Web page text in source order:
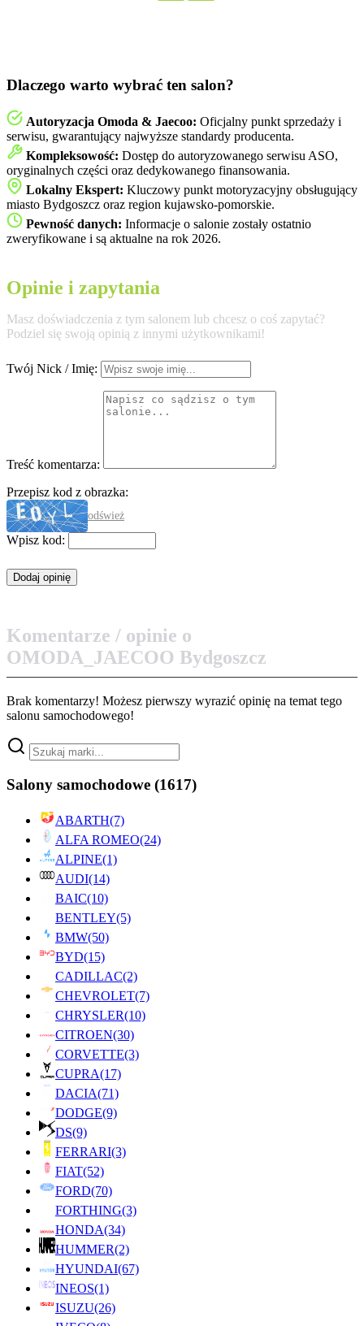
Dlaczego warto wybrać ten salon?
Autoryzacja Omoda & Jaecoo: Oficjalny punkt sprzedaży i
serwisu, gwarantujący najwyższe standardy producenta.
Kompleksowość: Dostęp do autoryzowanego serwisu ASO,
oryginalnych części oraz dedykowanego finansowania.
Lokalny Ekspert: Kluczowy punkt motoryzacyjny obsługujący
miasto Bydgoszcz oraz region kujawsko-pomorskie.
Pewność danych: Informacje o salonie zostały ostatnio
zweryfikowane i są aktualne na rok 2026.
Opinie i zapytania
Masz doświadczenia z tym salonem lub chcesz o coś zapytać?
Podziel się swoją opinią z innymi użytkownikami!
Twój Nick / Imię:
Treść komentarza:
Przepisz kod z obrazka:
odśwież
Wpisz kod:
Komentarze / opinie o
OMODA_JAECOO Bydgoszcz
Brak komentarzy! Możesz pierwszy wyrazić opinię na temat tego
salonu samochodowego!
Salony samochodowe (1617)
ABARTH(7)
ALFA ROMEO(24)
ALPINE(1)
AUDI(14)
BAIC(10)
BENTLEY(5)
BMW(50)
BYD(15)
CADILLAC(2)
CHEVROLET(7)
CHRYSLER(10)
CITROEN(30)
CORVETTE(3)
CUPRA(17)
DACIA(71)
DODGE(9)
DS(9)
FERRARI(3)
FIAT(52)
FORD(70)
FORTHING(3)
HONDA(34)
HUMMER(2)
HYUNDAI(67)
INEOS(1)
ISUZU(26)